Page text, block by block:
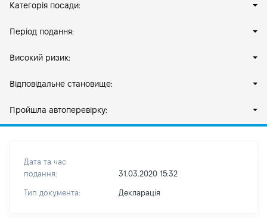
Категорія посади:
Період подання:
Високий ризик:
Відповідальне становище:
Пройшла автоперевірку:
Дата та час
подання:
31.03.2020 15:32
Тип документа: Декларація